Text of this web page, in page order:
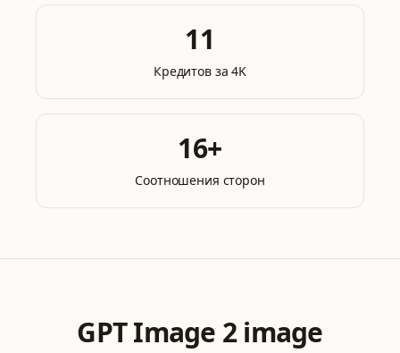
11
Кредитов за 4K
16+
Соотношения сторон
GPT Image 2 image